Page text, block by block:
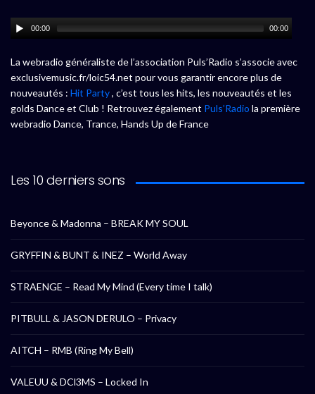
00:00 00:00
La webradio généraliste de l’association Puls’Radio s’associe avec
exclusivemusic.fr/loic54.net pour vous garantir encore plus de
nouveautés : Hit Party, c’est tous les hits, les nouveautés et les
golds Dance et Club ! Retrouvez également Puls’Radio la première
webradio Dance, Trance, Hands Up de France
Les 10 derniers sons
Beyonce & Madonna – BREAK MY SOUL
GRYFFIN & BUNT & INEZ – World Away
STRAENGE – Read My Mind (Every time I talk)
PITBULL & JASON DERULO – Privacy
AITCH – RMB (Ring My Bell)
VALEUU & DCl3MS – Locked In